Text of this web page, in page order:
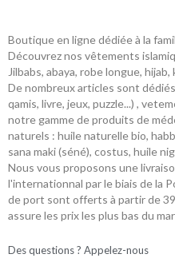
Boutique en ligne dédiée à la
Découvrez nos vêtements
Jilbabs, abaya, robe longue,
De nombreux articles sont
qamis, livre, jeux, puzzle...) ,
notre gamme de produits de
naturels : huile naturelle bio,
sana maki (séné), costus, huile
Nous vous proposons une
l'internationnal par le biais de la
de port sont offerts à partir de
assure les prix les plus bas du
Des questions ? Appelez-nous